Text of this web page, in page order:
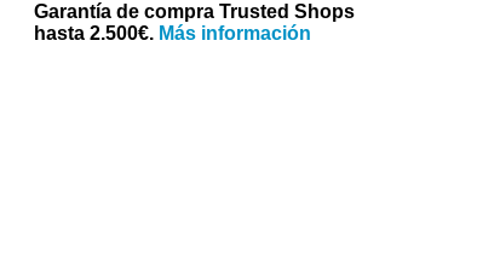
Garantía de compra Trusted Shops
hasta 2.500€. Más información